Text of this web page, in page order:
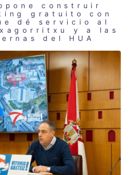
construir
gratuito con
dé servicio al
y a las
del HUA